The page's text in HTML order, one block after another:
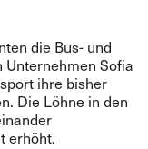
die Bus- und
Sofia
ihre bisher
Die Löhne in den
erhöht.